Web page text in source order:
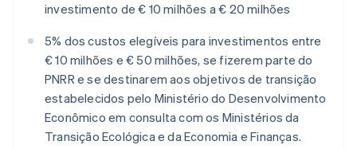
investimento de € 10 milhões a € 20 milhões
5% dos custos elegíveis para investimentos entre
€ 10 milhões e € 50 milhões, se fizerem parte do
PNRR e se destinarem aos objetivos de transição
estabelecidos pelo Ministério do Desenvolvimento
Econômico em consulta com os Ministérios da
Transição Ecológica e da Economia e Finanças.